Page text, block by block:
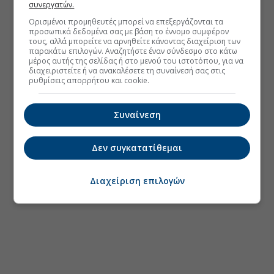
συνεργατών.
Ορισμένοι προμηθευτές μπορεί να επεξεργάζονται τα
προσωπικά δεδομένα σας με βάση το έννομο συμφέρον
τους, αλλά μπορείτε να αρνηθείτε κάνοντας διαχείριση των
παρακάτω επιλογών. Αναζητήστε έναν σύνδεσμο στο κάτω
μέρος αυτής της σελίδας ή στο μενού του ιστοτόπου, για να
διαχειριστείτε ή να ανακαλέσετε τη συναίνεσή σας στις
ρυθμίσεις απορρήτου και cookie.
Συναίνεση
Δεν συγκατατίθεμαι
Διαχείριση επιλογών